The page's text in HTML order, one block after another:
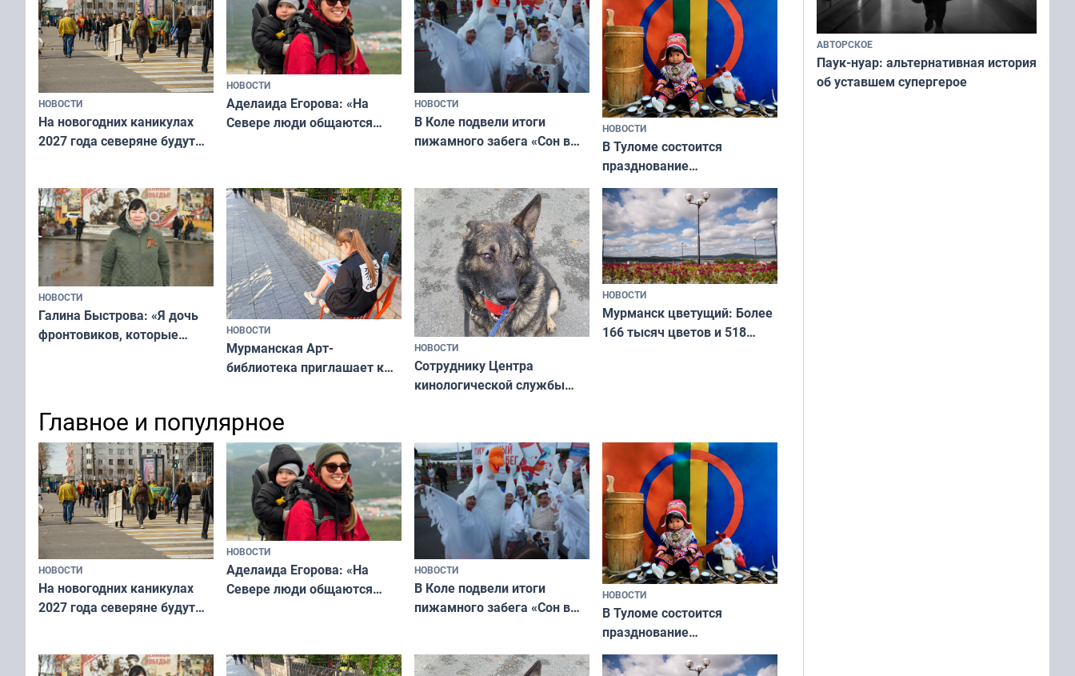
НОВОСТИ
На новогодних каникулах
2027 года северяне будут
НОВОСТИ
Аделаида Егорова: «На
Севере люди общаются
НОВОСТИ
В Коле подвели итоги
пижамного забега «Сон в
НОВОСТИ
В Туломе состоится
празднование
Международного дня
коренных народов мира
НОВОСТИ
Галина Быстрова: «Я дочь
фронтовиков, которые
НОВОСТИ
Мурманская Арт-
библиотека приглашает к
НОВОСТИ
Сотруднику Центра
кинологической службы
НОВОСТИ
Мурманск цветущий: Более
166 тысяч цветов и 518
Главное и популярное
НОВОСТИ
На новогодних каникулах
2027 года северяне будут
НОВОСТИ
Аделаида Егорова: «На
Севере люди общаются
НОВОСТИ
В Коле подвели итоги
пижамного забега «Сон в
НОВОСТИ
В Туломе состоится
празднование
Международного дня
коренных народов мира
АВТОРСКОЕ
Паук-нуар: альтернативная история
об уставшем супергерое